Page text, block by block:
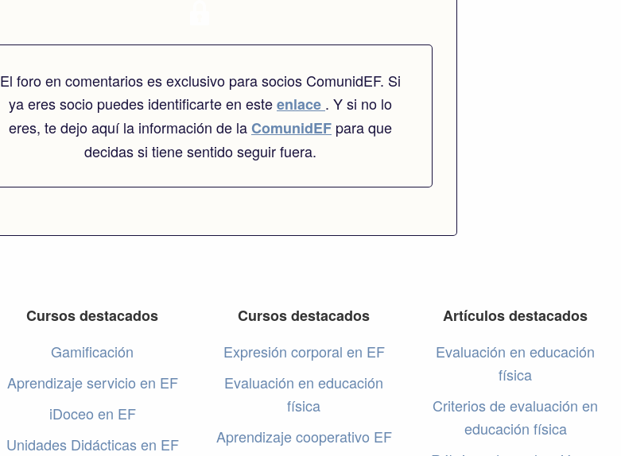
El foro en comentarios es exclusivo para socios ComunidEF. Si
ya eres socio puedes identificarte en esteenlace . Y si no lo
eres, te dejo aquí la información de laComunidEF para que
decidas si tiene sentido seguir fuera.
Cursos destacados
Gamificación
Aprendizaje servicio en EF
iDoceo en EF
Unidades Didácticas en EF
Cursos destacados
Expresión corporal en EF
Evaluación en educación
física
Aprendizaje cooperativo EF
Artículos destacados
Evaluación en educación
física
Criterios de evaluación en
educación física